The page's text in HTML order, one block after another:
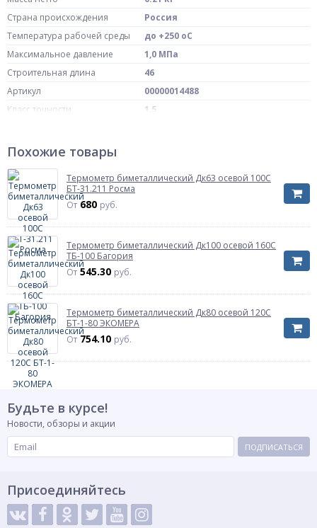
Страна происхождения
Россия
Температура рабочей среды
до +250 oC
Максимальное давление
1,0 МПа
Строительная длина
46
Артикул
00000014488
Класс точности
1,5
Степень защиты корпуса
Похожие товары
Термометр биметаллический Дк63 осевой 100С
БТ-31.211 Росма
От680 руб.
Термометр биметаллический Дк100 осевой 160С
ТБ-100 Багория
От545.30 руб.
Термометр биметаллический Дк80 осевой 120С
БТ-1-80 ЭКОМЕРА
От754.10 руб.
Будьте в курсе!
Новости, обзоры и акции
ПОДПИСАТЬСЯ
Присоединяйтесь